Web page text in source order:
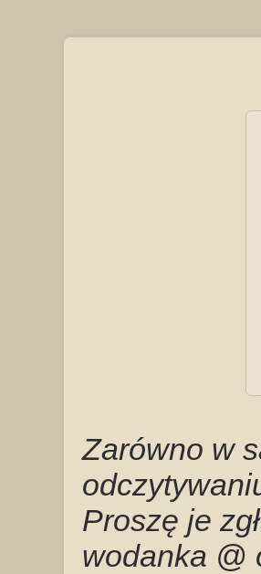
Zarówno w
Proszę je
wodanka @